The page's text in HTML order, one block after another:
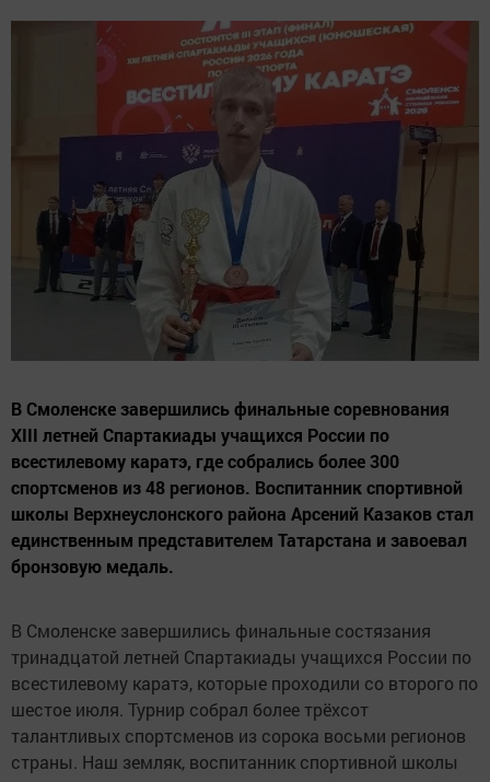
В Смоленске завершились финальные соревнования
XIII летней Спартакиады учащихся России по
всестилевому каратэ, где собрались более 300
спортсменов из 48 регионов. Воспитанник спортивной
школы Верхнеуслонского района Арсений Казаков стал
единственным представителем Татарстана и завоевал
бронзовую медаль.
В Смоленске завершились финальные состязания
тринадцатой летней Спартакиады учащихся России по
всестилевому каратэ, которые проходили со второго по
шестое июля. Турнир собрал более трёхсот
талантливых спортсменов из сорока восьми регионов
страны. Наш земляк, воспитанник спортивной школы